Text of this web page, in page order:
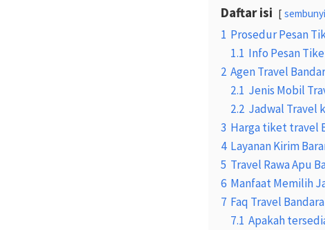
Daftar isi
1 Prosedur Pesan
1.1 Info Pesan
2 Agen Travel
2.1 Jenis Mobil
2.2 Jadwal Travel
3 Harga tiket travel
4 Layanan Kirim
5 Travel Rawa Apu
6 Manfaat Memilih
7 Faq Travel
7.1 Apakah